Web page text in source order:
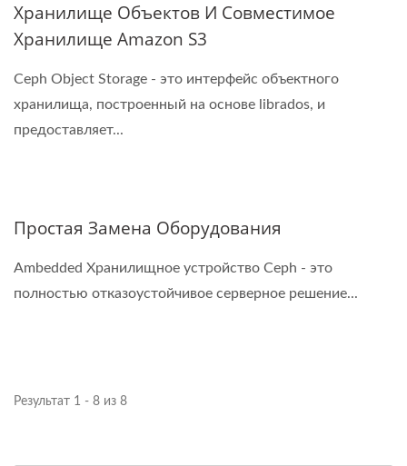
Хранилище Объектов И Совместимое
Хранилище Amazon S3
Ceph Object Storage - это интерфейс объектного
хранилища, построенный на основе librados, и
предоставляет...
Простая Замена Оборудования
Ambedded Хранилищное устройство Ceph - это
полностью отказоустойчивое серверное решение...
Результат 1 - 8 из 8